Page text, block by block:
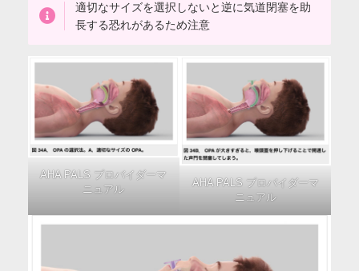
適切なサイズを選択しないと逆に気道閉塞を助
長する恐れがあるため注意
AHA PALS プロバイダーマ
ニュアル
AHA PALS プロバイダーマ
ニュアル